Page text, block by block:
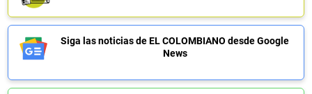
Siga las noticias de EL COLOMBIANO desde Google
News